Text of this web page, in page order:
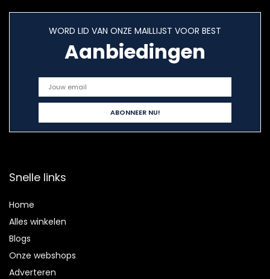
WORD LID VAN ONZE MAILLIJST VOOR BEST
Aanbiedingen
Snelle links
Home
Alles winkelen
Blogs
Onze webshops
Adverteren